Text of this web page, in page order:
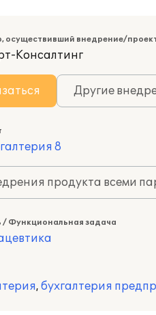
осуществивший внедрение/
Консалтинг
Другие
8
продукта всеми
/ Функциональная задача
, бухгалтерия